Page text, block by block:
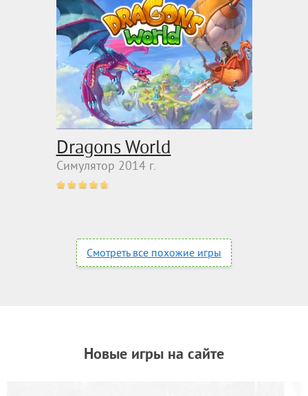
Dragons World
Симулятор 2014 г.
Смотреть все похожие игры
Новые игры на сайте